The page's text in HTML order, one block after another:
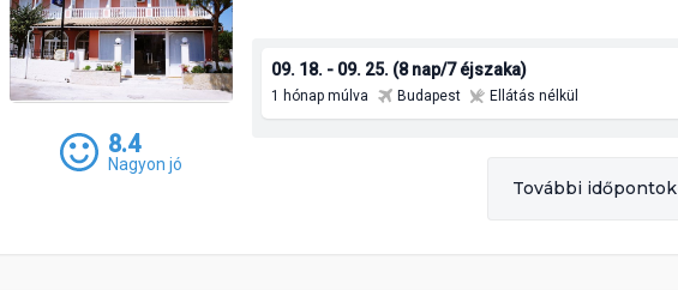
8.4
Nagyon jó
09. 18. - 09. 25. (8 nap/7 éjszaka)
1 hónap múlva Budapest Ellátás nélkül
További időpontok